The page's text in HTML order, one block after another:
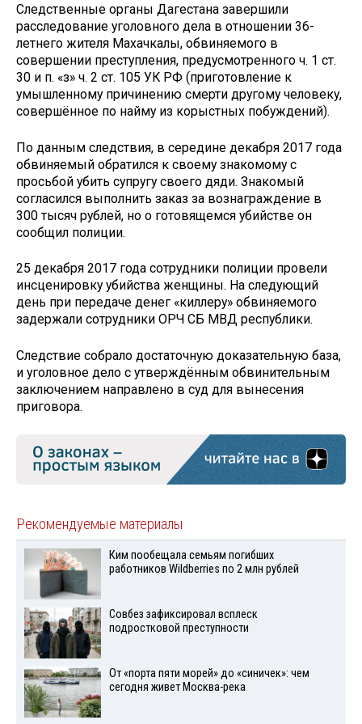
Следственные органы Дагестана завершили
расследование уголовного дела в отношении 36-
летнего жителя Махачкалы, обвиняемого в
совершении преступления, предусмотренного ч. 1 ст.
30 и п. «з» ч. 2 ст. 105 УК РФ (приготовление к
умышленному причинению смерти другому человеку,
совершённое по найму из корыстных побуждений).
По данным следствия, в середине декабря 2017 года
обвиняемый обратился к своему знакомому с
просьбой убить супругу своего дяди. Знакомый
согласился выполнить заказ за вознаграждение в
300 тысяч рублей, но о готовящемся убийстве он
сообщил полиции.
25 декабря 2017 года сотрудники полиции провели
инсценировку убийства женщины. На следующий
день при передаче денег «киллеру» обвиняемого
задержали сотрудники ОРЧ СБ МВД республики.
Следствие собрало достаточную доказательную база,
и уголовное дело с утверждённым обвинительным
заключением направлено в суд для вынесения
приговора.
Рекомендуемые материалы
Ким пообещала семьям погибших
работников Wildberries по 2 млн рублей
Совбез зафиксировал всплеск
подростковой преступности
От «порта пяти морей» до «синичек»: чем
сегодня живет Москва-река